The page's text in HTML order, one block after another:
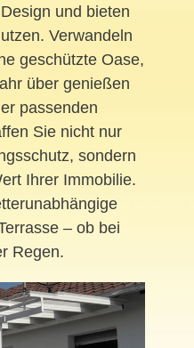
und bieten
Verwandeln
geschützte Oase,
über genießen
passenden
Sie nicht nur
sondern
Ihrer Immobilie.
– ob bei
Regen.